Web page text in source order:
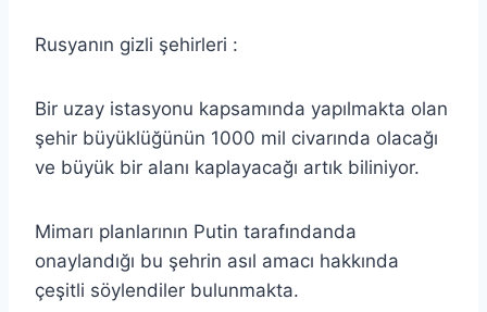
Rusyanın gizli şehirleri :
Bir uzay istasyonu kapsamında yapılmakta olan
şehir büyüklüğünün 1000 mil civarında olacağı
ve büyük bir alanı kaplayacağı artık biliniyor.
Mimarı planlarının Putin tarafındanda
onaylandığı bu şehrin asıl amacı hakkında
çeşitli söylendiler bulunmakta.